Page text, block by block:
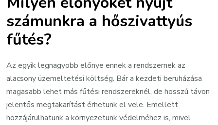
számunkra a hőszivattyús
fűtés?
Az egyik legnagyobb előnye ennek a rendszernek az
alacsony üzemeltetési költség. Bár a kezdeti beruházása
magasabb lehet más fűtési rendszereknél, de hosszú távon
jelentős megtakarítást érhetünk el vele. Emellett
hozzájárulhatunk a környezetünk védelméhez is, mivel